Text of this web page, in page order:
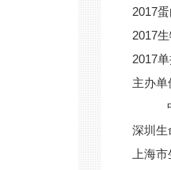
2017
2017
2017
主办
中
深圳
上海